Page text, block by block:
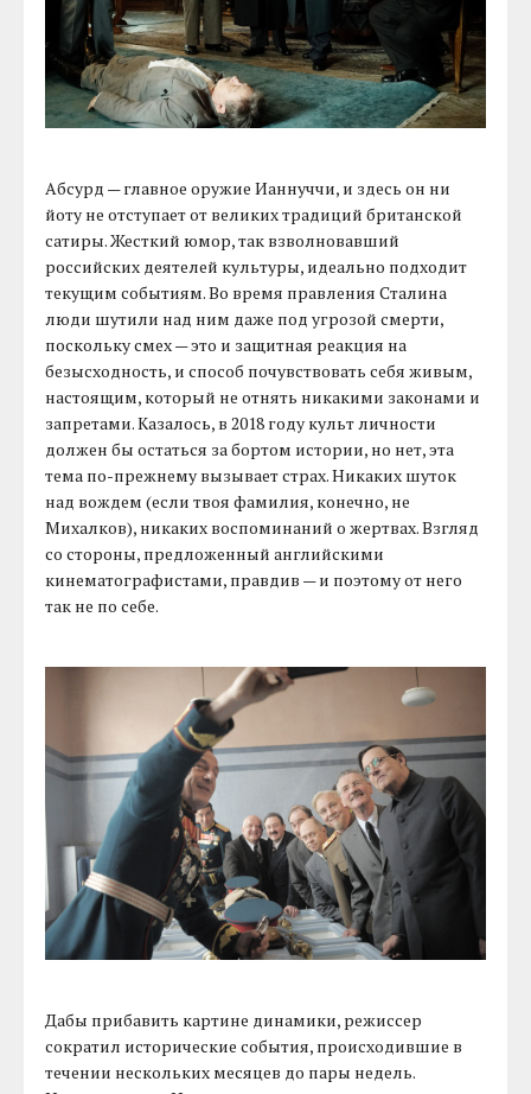
Абсурд — главное оружие Ианнуччи, и здесь он ни
йоту не отступает от великих традиций британской
сатиры. Жесткий юмор, так взволновавший
российских деятелей культуры, идеально подходит
текущим событиям. Во время правления Сталина
люди шутили над ним даже под угрозой смерти,
поскольку смех — это и защитная реакция на
безысходность, и способ почувствовать себя живым,
настоящим, который не отнять никакими законами и
запретами. Казалось, в 2018 году культ личности
должен бы остаться за бортом истории, но нет, эта
тема по-прежнему вызывает страх. Никаких шуток
над вождем (если твоя фамилия, конечно, не
Михалков), никаких воспоминаний о жертвах. Взгляд
со стороны, предложенный английскими
кинематографистами, правдив — и поэтому от него
так не по себе.
Дабы прибавить картине динамики, режиссер
сократил исторические события, происходившие в
течении нескольких месяцев до пары недель.